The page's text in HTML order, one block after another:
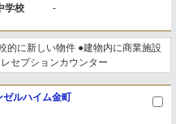
学校 -
的に新しい物件 ●建物内に商業施設
セプションカウンター
ゼルハイム金町